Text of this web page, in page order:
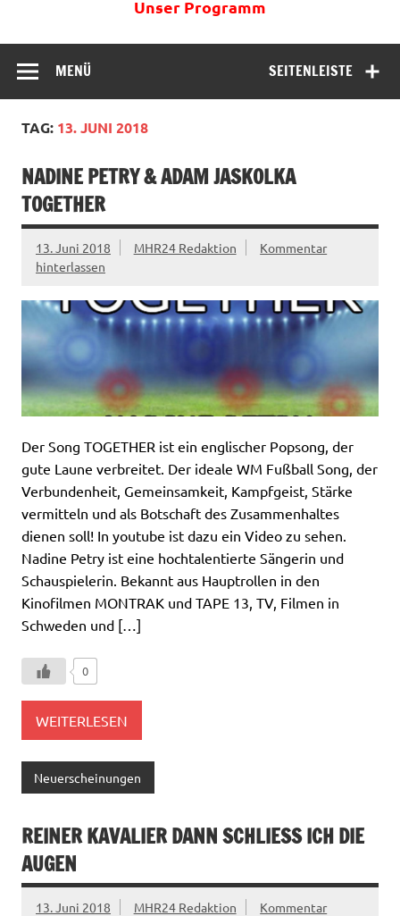
Unser Programm
SEITENLEISTE
MENÜ
TAG: 13. JUNI 2018
NADINE PETRY & ADAM JASKOLKA
TOGETHER
13. Juni 2018 MHR24 Redaktion
Kommentar
hinterlassen
Der Song TOGETHER ist ein englischer Popsong, der
gute Laune verbreitet. Der ideale WM Fußball Song, der
Verbundenheit, Gemeinsamkeit, Kampfgeist, Stärke
vermitteln und als Botschaft des Zusammenhaltes
dienen soll! In youtube ist dazu ein Video zu sehen.
Nadine Petry ist eine hochtalentierte Sängerin und
Schauspielerin. Bekannt aus Hauptrollen in den
Kinofilmen MONTRAK und TAPE 13, TV, Filmen in
Schweden und […]
0
WEITERLESEN
Neuerscheinungen
REINER KAVALIER DANN SCHLIESS ICH DIE
AUGEN
13. Juni 2018 MHR24 Redaktion
Kommentar